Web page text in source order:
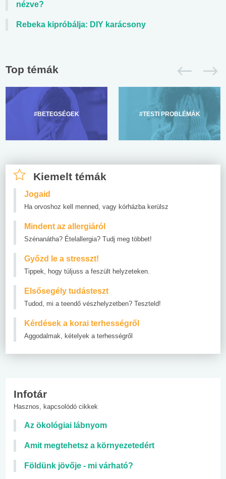
nézve?
Rebeka kipróbálja: DIY karácsony
Top témák
#BETEGSÉGEK #TESTI PROBLÉMÁK
Kiemelt témák
Jogaid
Ha orvoshoz kell menned, vagy kórházba kerülsz
Mindent az allergiáról
Szénanátha? Ételallergia? Tudj meg többet!
Győzd le a stresszt!
Tippek, hogy túljuss a feszült helyzeteken.
Elsősegély tudásteszt
Tudod, mi a teendő vészhelyzetben? Teszteld!
Kérdések a korai terhességről
Aggodalmak, kételyek a terhességről
Infotár
Hasznos, kapcsolódó cikkek
Az ökológiai lábnyom
Amit megtehetsz a környezetedért
Földünk jövője - mi várható?